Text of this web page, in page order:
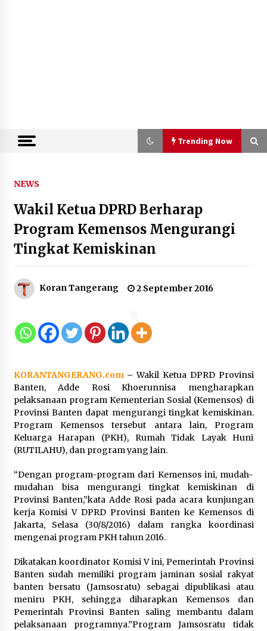
Trending Now
Kemenkum Malut Semarakkan Hari
Pengayoman dan HUT RI ke-81
melalui Pertandingan Gawang Mini
Dangdut
Kakanwil Kemenkum Malut Pimpin
Kemerdekaan dan Optimalisasi
Pelayanan Publik
Semarak HUT ke-81 RI, Lapas
Perempuan Tangerang Ikuti Donor
Darah dan Fun Walk Kementerian
Imigrasi dan Pemasyarakatan
9 Agustus 2026
Inovasi Perahu Layar Percepat
Pendirian Perseroan Perorangan
bagi Pelaku Usaha di Maluku Utara
9 Agustus 2026
Wagub Malut Apresiasi
Pendampingan Layanan Hukum
Gratis, Kakanwil: Pencatatan Hak
Cipta Musik Kini Rp0
9 Agustus 2026
NEWS
Wakil Ketua DPRD Berharap
Program Kemensos Mengurangi
Tingkat Kemiskinan
Koran Tangerang 2 September 2016
KORANTANGERANG.com–Wakil Ketua DPRD Provinsi
Banten, Adde Rosi Khoerunnisa mengharapkan
pelaksanaan program Kementerian Sosial (Kemensos) di
Provinsi Banten dapat mengurangi tingkat kemiskinan.
Program Kemensos tersebut antara lain, Program
Keluarga Harapan (PKH), Rumah Tidak Layak Huni
(RUTILAHU), dan program yang lain.
“Dengan program-program dari Kemensos ini, mudah-
mudahan bisa mengurangi tingkat kemiskinan di
Provinsi Banten,”kata Adde Rosi pada acara kunjungan
kerja Komisi V DPRD Provinsi Banten ke Kemensos di
Jakarta, Selasa (30/8/2016) dalam rangka koordinasi
mengenai program PKH tahun 2016.
Dikatakan koordinator Komisi V ini, Pemerintah Provinsi
Banten sudah memiliki program jaminan sosial rakyat
banten bersatu (Jamsosratu) sebagai dipublikasi atau
meniru PKH, sehingga diharapkan Kemensos dan
Pemerintah Provinsi Banten saling membantu dalam
pelaksanaan programnya.”Program Jamsosratu tidak